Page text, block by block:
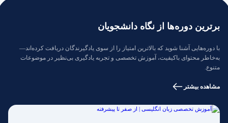
برترین دوره‌ها از نگاه دانشجویان
با دوره‌هایی آشنا شوید که بالاترین امتیاز را از سوی یادگیرندگان دریافت کرده‌اند—
به‌خاطر محتوای باکیفیت، آموزش تخصصی و تجربه یادگیری بی‌نظیر در موضوعات
متنوع.
مشاهده بیشتر